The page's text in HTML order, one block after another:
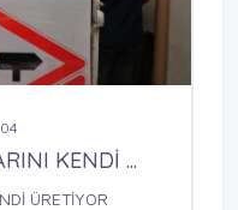
KENDİ ...
ÜRETİYOR